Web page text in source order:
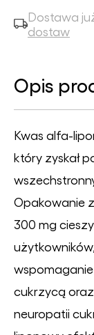
Dostawa
dostaw
Opis
Kwas alfa-
który zyskał
Opakowanie
300 mg
cukrzycą
neuropatii